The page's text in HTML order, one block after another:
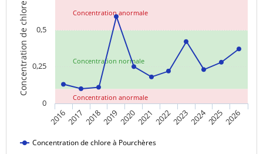
Concentration normale
Concentration anormale
Concentration anormale
Concentration de chlore
Concentration de chlore à Pourchères
20162017 201820192020202120222023202420252026
0
0,25
0,5